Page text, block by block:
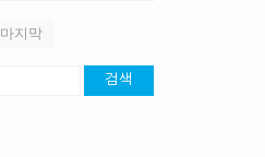
마지막
검색